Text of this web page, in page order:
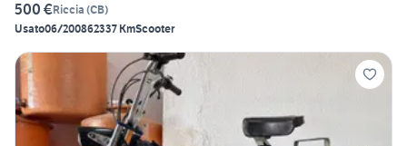
500 €Riccia (CB)
Usato06/200862337 KmScooter